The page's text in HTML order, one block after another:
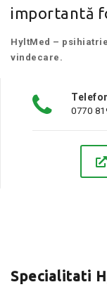
importantă
HyltMed –
vindecare.
0770
Specialitati